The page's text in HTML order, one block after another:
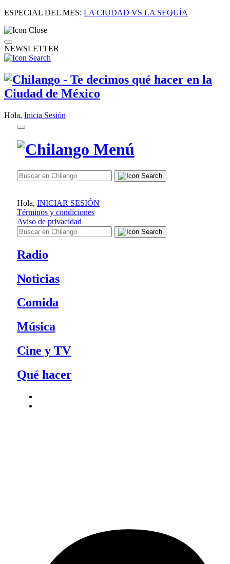
ESPECIAL DEL MES: LA CIUDAD VS LA SEQUÍA
NEWSLETTER
Hola, Inicia Sesión
Hola, INICIAR SESIÓN
Términos y condiciones
Aviso de privacidad
Radio
Noticias
Comida
Música
Cine y TV
Qué hacer